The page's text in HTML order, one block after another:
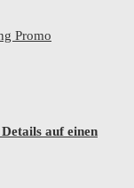
auf einen